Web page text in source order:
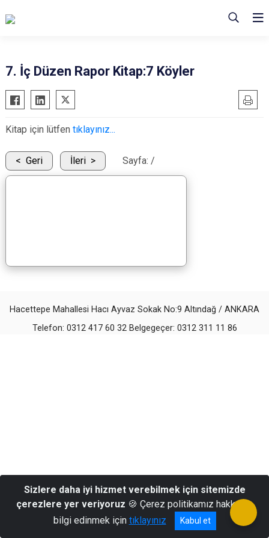
7. İç Düzen Rapor Kitap:7 Köyler
Kitap için lütfen tıklayınız...
Geri İleri Sayfa: /
Hacettepe Mahallesi Hacı Ayvaz Sokak No:9 Altındağ / ANKARA
Telefon: 0312 417 60 32 Belgegeçer: 0312 311 11 86
Sizlere daha iyi hizmet verebilmek için sitemizde
çerezlere yer veriyoruz 🍪 Çerez politikamız hakkında
bilgi edinmek için tıklayınız Kabul et